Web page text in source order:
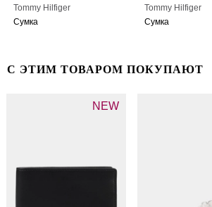
Tommy Hilfiger
Сумка
Tommy Hilfiger
Сумка
С ЭТИМ ТОВАРОМ ПОКУПАЮТ
NEW